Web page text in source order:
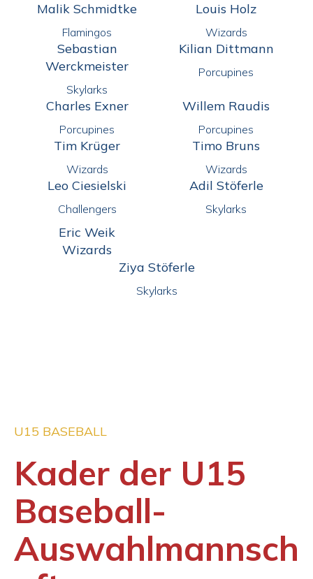
Malik Schmidtke
Flamingos
Louis Holz
Wizards
Sebastian
Werckmeister
Skylarks
Kilian Dittmann
Porcupines
Charles Exner
Porcupines
Willem Raudis
Porcupines
Tim Krüger
Wizards
Timo Bruns
Wizards
Leo Ciesielski
Challengers
Eric Weik
Wizards
Adil Stöferle
Skylarks
Ziya Stöferle
Skylarks
U15 BASEBALL
Kader der U15
Baseball-
Auswahlmannsch